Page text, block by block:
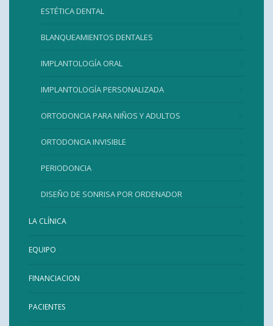
ESTÉTICA DENTAL
BLANQUEAMIENTOS DENTALES
IMPLANTOLOGÍA ORAL
IMPLANTOLOGÍA PERSONALIZADA
ORTODONCIA PARA NIÑOS Y ADULTOS
ORTODONCIA INVISIBLE
PERIODONCIA
DISEÑO DE SONRISA POR ORDENADOR
LA CLÍNICA
EQUIPO
FINANCIACION
PACIENTES